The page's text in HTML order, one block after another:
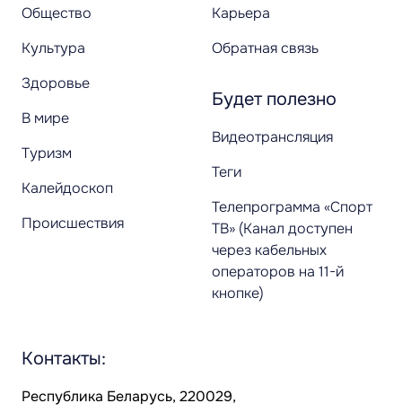
Общество
Культура
Здоровье
В мире
Туризм
Калейдоскоп
Происшествия
Карьера
Обратная связь
Будет полезно
Видеотрансляция
Теги
Телепрограмма «Спорт
ТВ» (Канал доступен
через кабельных
операторов на 11-й
кнопке)
Контакты:
Республика Беларусь, 220029,